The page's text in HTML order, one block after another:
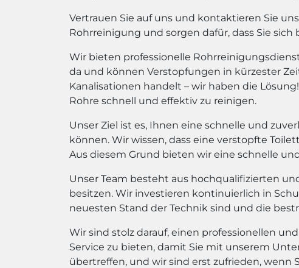
Vertrauen Sie auf uns und kontaktieren Sie
Rohrreinigung und sorgen dafür, dass Sie
Wir bieten professionelle
da und können Verstopfungen in kürzester
Kanalisationen handelt – wir haben die
Rohre schnell und effektiv zu reinigen.
Unser Ziel ist es, Ihnen eine schnelle und
können. Wir wissen, dass eine verstopfte
Aus diesem Grund bieten wir eine schnelle
Unser Team besteht aus hochqualifizierten
besitzen. Wir investieren kontinuierlich in
neuesten Stand der Technik sind und die
Wir sind stolz darauf, einen professionellen
Service zu bieten, damit Sie mit unserem
übertreffen, und wir sind erst zufrieden, wenn